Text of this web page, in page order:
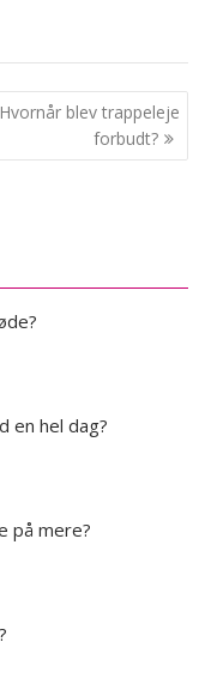
Hvornår blev trappeleje
forbudt?
en hel dag?
på mere?